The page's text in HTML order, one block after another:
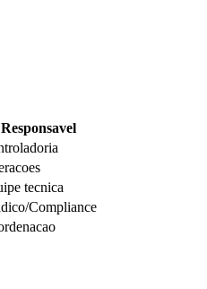
Responsavel
tecnica
Compliance